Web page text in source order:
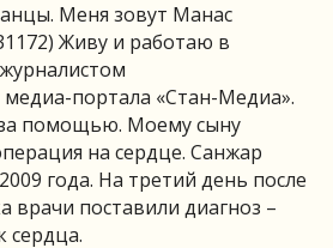
Меня зовут Манас
Живу и работаю в
портала «Стан-Медиа».
помощью. Моему сыну
на сердце. Санжар
года. На третий день после
врачи поставили диагноз –
сердца.